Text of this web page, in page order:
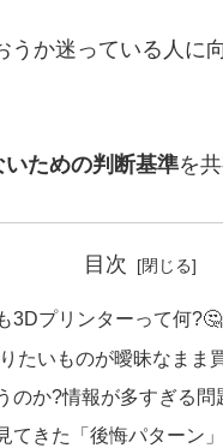
か迷っている人に
ための判断基準を
目次
3Dプリンターって何?🤔
たいものが曖昧なまま
のか?情報が多すぎる問
てきた「後悔パターン